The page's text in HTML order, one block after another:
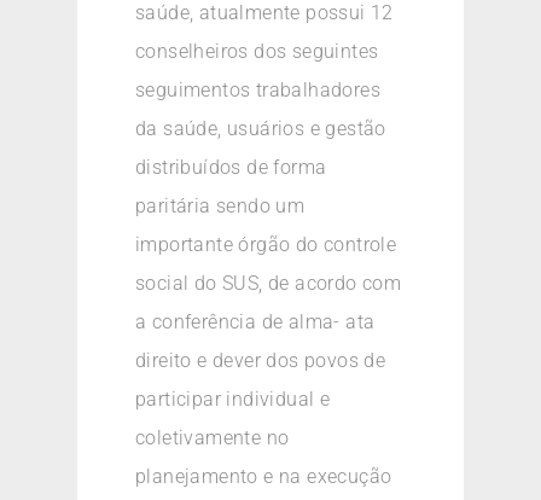
saúde, atualmente possui 12
conselheiros dos seguintes
seguimentos trabalhadores
da saúde, usuários e gestão
distribuídos de forma
paritária sendo um
importante órgão do controle
social do SUS, de acordo com
a conferência de alma- ata
direito e dever dos povos de
participar individual e
coletivamente no
planejamento e na execução